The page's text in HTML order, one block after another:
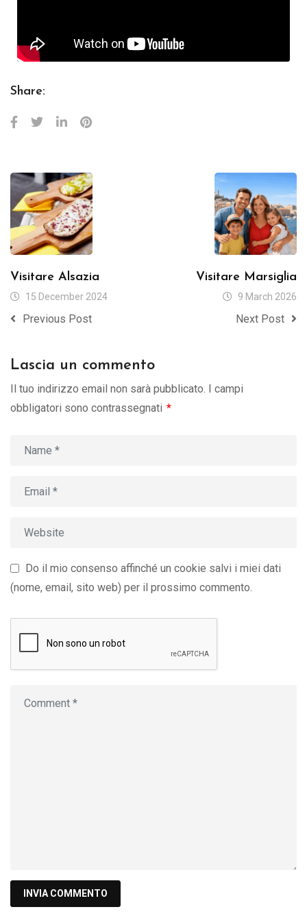
Share:
Visitare Alsazia
15 December 2024
Previous Post
Visitare Marsiglia
9 March 2026
Next Post
Lascia un commento
Il tuo indirizzo email non sarà pubblicato. I campi
obbligatori sono contrassegnati *
Do il mio consenso affinché un cookie salvi i miei dati
(nome, email, sito web) per il prossimo commento.